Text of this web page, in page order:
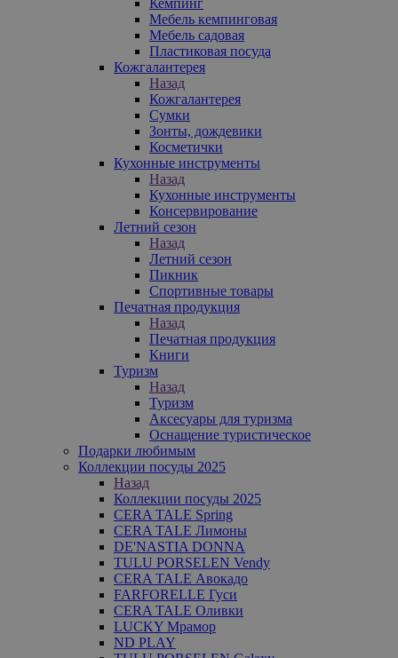
Мебель кемпинговая
Мебель садовая
Пластиковая посуда
Кожгалантерея
Назад
Кожгалантерея
Сумки
Зонты, дождевики
Косметички
Кухонные инструменты
Назад
Кухонные инструменты
Консервирование
Летний сезон
Назад
Летний сезон
Пикник
Спортивные товары
Печатная продукция
Назад
Печатная продукция
Книги
Туризм
Назад
Туризм
Аксесуары для туризма
Оснащение туристическое
Подарки любимым
Коллекции посуды 2025
Назад
Коллекции посуды 2025
CERA TALE Spring
CERA TALE Лимоны
DE'NASTIA DONNA
TULU PORSELEN Vendy
CERA TALE Авокадо
FARFORELLE Гуси
CERA TALE Оливки
LUCKY Мрамор
ND PLAY